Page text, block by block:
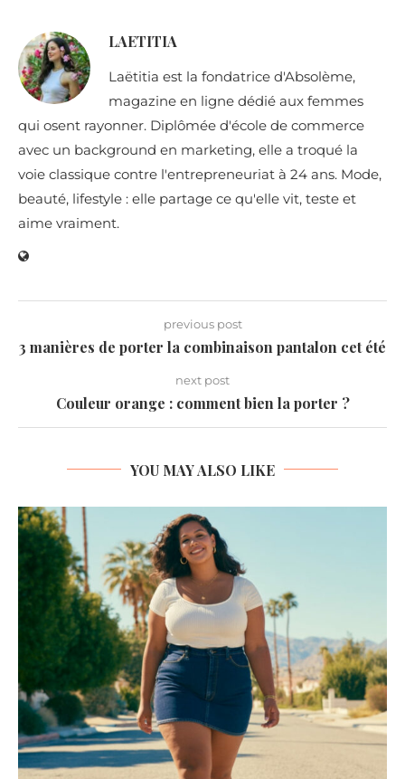
LAETITIA
Laëtitia est la fondatrice d'Absolème,
magazine en ligne dédié aux femmes
qui osent rayonner. Diplômée d'école de commerce
avec un background en marketing, elle a troqué la
voie classique contre l'entrepreneuriat à 24 ans. Mode,
beauté, lifestyle : elle partage ce qu'elle vit, teste et
aime vraiment.
previous post
3 manières de porter la combinaison pantalon cet été
next post
Couleur orange : comment bien la porter ?
YOU MAY ALSO LIKE